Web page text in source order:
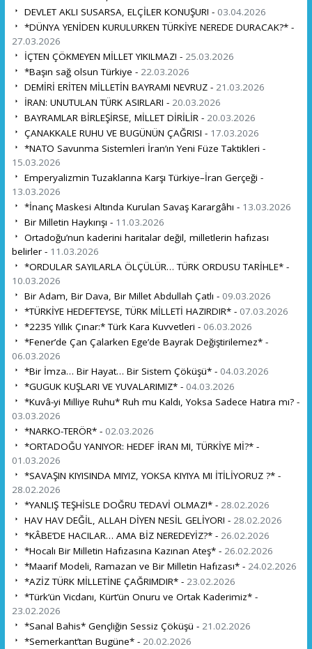
DEVLET AKLI SUSARSA, ELÇİLER KONUŞUR! - 03.04.2026
*DÜNYA YENİDEN KURULURKEN TÜRKİYE NEREDE DURACAK?* -
27.03.2026
İÇTEN ÇÖKMEYEN MİLLET YIKILMAZ! - 25.03.2026
*Başın sağ olsun Türkiye - 22.03.2026
DEMİRİ ERİTEN MİLLETİN BAYRAMI NEVRUZ - 21.03.2026
İRAN: UNUTULAN TÜRK ASIRLARI - 20.03.2026
BAYRAMLAR BİRLEŞİRSE, MİLLET DİRİLİR - 20.03.2026
ÇANAKKALE RUHU VE BUGÜNÜN ÇAĞRISI - 17.03.2026
*NATO Savunma Sistemleri İran’ın Yeni Füze Taktikleri -
15.03.2026
Emperyalizmin Tuzaklarına Karşı Türkiye–İran Gerçeği -
13.03.2026
*İnanç Maskesi Altında Kurulan Savaş Karargâhı - 13.03.2026
Bir Milletin Haykırışı - 11.03.2026
Ortadoğu’nun kaderini haritalar değil, milletlerin hafızası
belirler - 11.03.2026
*ORDULAR SAYILARLA ÖLÇÜLÜR… TÜRK ORDUSU TARİHLE* -
10.03.2026
Bir Adam, Bir Dava, Bir Millet Abdullah Çatlı - 09.03.2026
*TÜRKİYE HEDEFTEYSE, TÜRK MİLLETİ HAZIRDIR* - 07.03.2026
*2235 Yıllık Çınar:* Türk Kara Kuvvetleri - 06.03.2026
*Fener’de Çan Çalarken Ege’de Bayrak Değiştirilemez* -
06.03.2026
*Bir İmza… Bir Hayat… Bir Sistem Çöküşü* - 04.03.2026
*GUGUK KUŞLARI VE YUVALARIMIZ* - 04.03.2026
*Kuvâ-yi Milliye Ruhu* Ruh mu Kaldı, Yoksa Sadece Hatıra mı? -
03.03.2026
*NARKO-TERÖR* - 02.03.2026
*ORTADOĞU YANIYOR: HEDEF İRAN MI, TÜRKİYE Mİ?* -
01.03.2026
*SAVAŞIN KIYISINDA MIYIZ, YOKSA KIYIYA MI İTİLİYORUZ ?* -
28.02.2026
*YANLIŞ TEŞHİSLE DOĞRU TEDAVİ OLMAZ!* - 28.02.2026
HAV HAV DEĞİL, ALLAH DİYEN NESİL GELİYOR! - 28.02.2026
*KÂBE’DE HACILAR… AMA BİZ NEREDEYİZ?* - 26.02.2026
*Hocalı Bir Milletin Hafızasına Kazınan Ateş* - 26.02.2026
*Maarif Modeli, Ramazan ve Bir Milletin Hafızası* - 24.02.2026
*AZİZ TÜRK MİLLETİNE ÇAĞRIMDIR* - 23.02.2026
*Türk’ün Vicdanı, Kürt’ün Onuru ve Ortak Kaderimiz* -
23.02.2026
*Sanal Bahis* Gençliğin Sessiz Çöküşü - 21.02.2026
*Semerkant’tan Bugüne* - 20.02.2026